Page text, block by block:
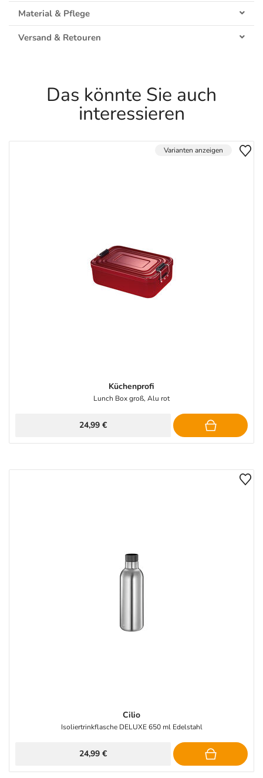
Material & Pflege
Versand & Retouren
Das könnte Sie auch
interessieren
Varianten anzeigen
Küchenprofi
Lunch Box groß, Alu rot
24,99 €
Cilio
Isoliertrinkflasche DELUXE 650 ml Edelstahl
24,99 €